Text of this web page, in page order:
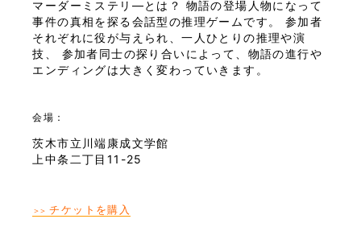
マーダーミステリ―とは？ 物語の登場人物になって
事件の真相を探る会話型の推理ゲームです。 参加者
それぞれに役が与えられ、一人ひとりの推理や演
技、 参加者同士の探り合いによって、物語の進行や
エンディングは大きく変わっていきます。
会場：
茨木市立川端康成文学館
上中条二丁目11-25
＞＞ チケットを購入